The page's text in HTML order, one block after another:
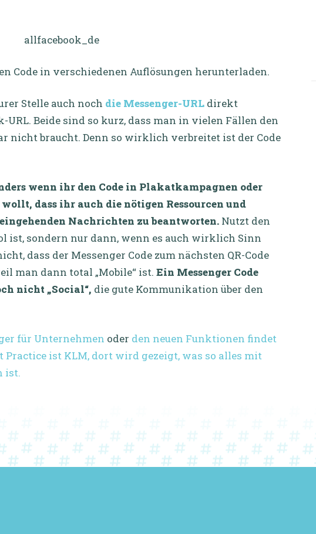
Code in verschiedenen Auflösungen herunterladen.
Stelle auch noch die Messenger-URL direkt
URL. Beide sind so kurz, dass man in vielen Fällen den
nicht braucht. Denn so wirklich verbreitet ist der Code
wenn ihr den Code in Plakatkampagnen oder
dass ihr auch die nötigen Ressourcen und
Nachrichten zu beantworten. Nutzt den
ist, sondern nur dann, wenn es auch wirklich Sinn
dass der Messenger Code zum nächsten QR-Code
man dann total „Mobile“ ist. Ein Messenger Code
nicht „Social“, die gute Kommunikation über den
für Unternehmen oder den neuen Funktionen findet
Practice ist KLM, dort wird gezeigt, was so alles mit
ist.